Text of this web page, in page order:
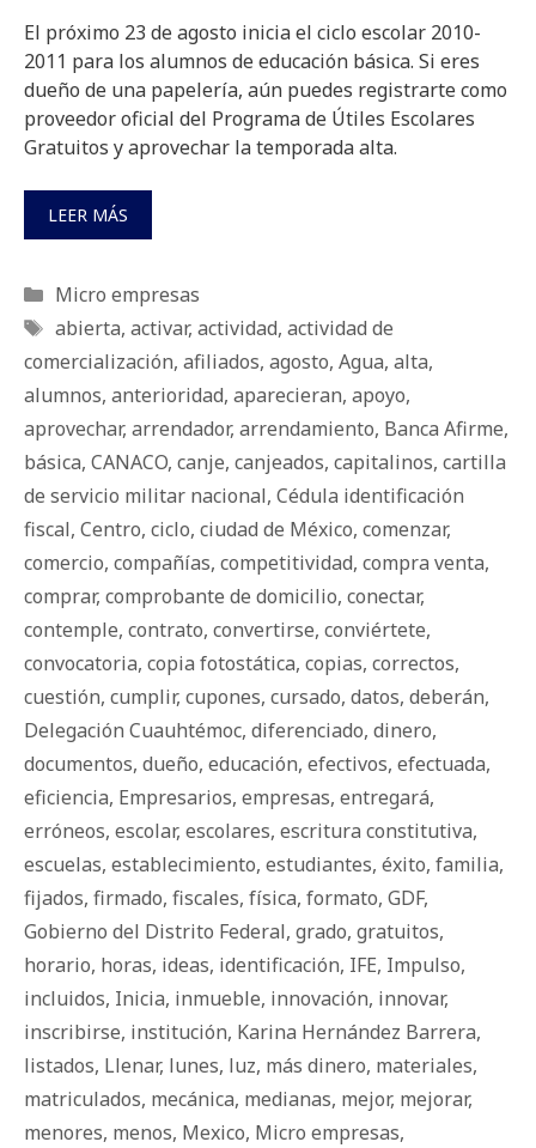
El próximo 23 de agosto inicia el ciclo escolar 2010-
2011 para los alumnos de educación básica. Si eres
dueño de una papelería, aún puedes registrarte como
proveedor oficial del Programa de Útiles Escolares
Gratuitos y aprovechar la temporada alta.
LEER MÁS
Categorías
Micro empresas
Etiquetas
abierta, activar, actividad, actividad de
comercialización, afiliados, agosto, Agua, alta,
alumnos, anterioridad, aparecieran, apoyo,
aprovechar, arrendador, arrendamiento, Banca Afirme,
básica, CANACO, canje, canjeados, capitalinos, cartilla
de servicio militar nacional, Cédula identificación
fiscal, Centro, ciclo, ciudad de México, comenzar,
comercio, compañías, competitividad, compra venta,
comprar, comprobante de domicilio, conectar,
contemple, contrato, convertirse, conviértete,
convocatoria, copia fotostática, copias, correctos,
cuestión, cumplir, cupones, cursado, datos, deberán,
Delegación Cuauhtémoc, diferenciado, dinero,
documentos, dueño, educación, efectivos, efectuada,
eficiencia, Empresarios, empresas, entregará,
erróneos, escolar, escolares, escritura constitutiva,
escuelas, establecimiento, estudiantes, éxito, familia,
fijados, firmado, fiscales, física, formato, GDF,
Gobierno del Distrito Federal, grado, gratuitos,
horario, horas, ideas, identificación, IFE, Impulso,
incluidos, Inicia, inmueble, innovación, innovar,
inscribirse, institución, Karina Hernández Barrera,
listados, Llenar, lunes, luz, más dinero, materiales,
matriculados, mecánica, medianas, mejor, mejorar,
menores, menos, Mexico, Micro empresas,